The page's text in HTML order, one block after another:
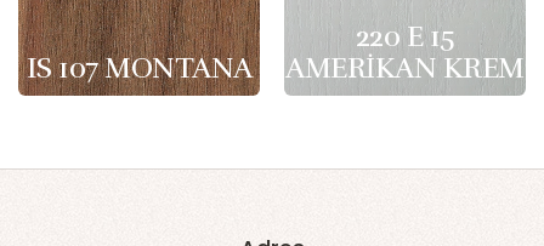
IS 107 MONTANA
220 E 15
AMERİKAN KREM